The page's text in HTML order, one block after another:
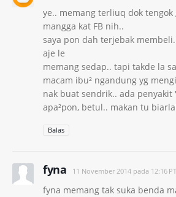
ye.. memang terliuq dok tengok
mangga kat FB nih..
saya pon dah terjebak
aje le
memang sedap.. tapi takde la
macam ibu² ngandung yg
nak buat sendrik.. ada
apa²pon, betul.. makan tu
Balas
fyna 11 November 2014 pada 12:16
fyna memang tak suka benda